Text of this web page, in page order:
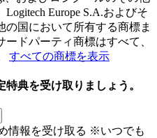
Europe S.A.およびそ
国において所有する商標ま
ドパーティ商標はすべて、
すべての商標を表示
典を受け取りましょう。
情報を受け取る ※いつでも